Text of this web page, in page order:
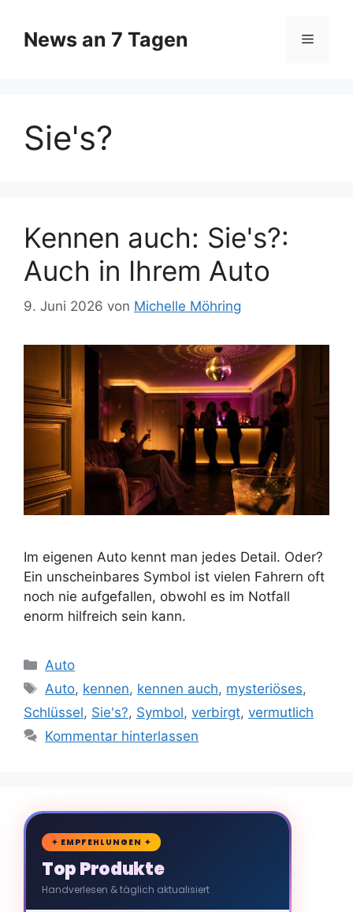
Inhalt
springen
News an 7 Tagen Menü
Sie's?
Kennen auch: Sie's?:
Auch in Ihrem Auto
9. Juni 2026 von Michelle Möhring
Im eigenen Auto kennt man jedes Detail. Oder?
Ein unscheinbares Symbol ist vielen Fahrern oft
noch nie aufgefallen, obwohl es im Notfall
enorm hilfreich sein kann.
Kategorien
Auto
Schlagwörter
Auto, kennen, kennen auch, mysteriöses,
Schlüssel, Sie's?, Symbol, verbirgt, vermutlich
Kommentar hinterlassen
🛒
✦ EMPFEHLUNGEN ✦
Top Produkte
Handverlesen & täglich aktualisiert